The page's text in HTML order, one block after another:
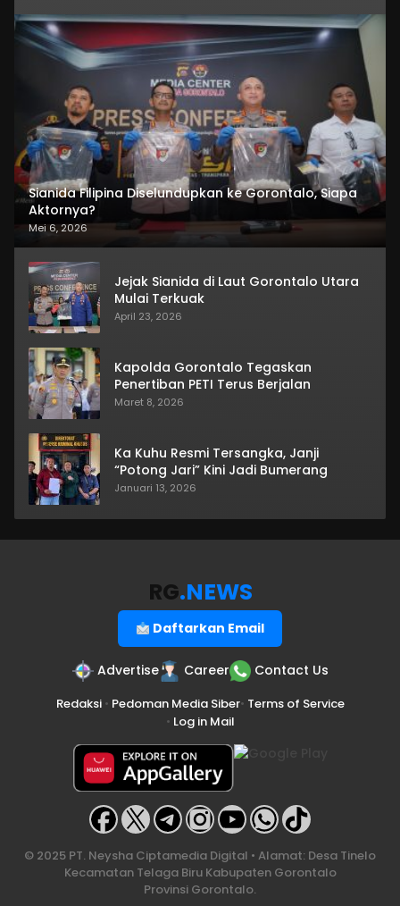
Sianida Filipina Diselundupkan ke Gorontalo, Siapa
Aktornya?
Mei 6, 2026
Jejak Sianida di Laut Gorontalo Utara
Mulai Terkuak
April 23, 2026
Kapolda Gorontalo Tegaskan
Penertiban PETI Terus Berjalan
Maret 8, 2026
Ka Kuhu Resmi Tersangka, Janji
“Potong Jari” Kini Jadi Bumerang
Januari 13, 2026
RG.NEWS
Daftarkan Email
Advertise Career Contact Us
Redaksi• Pedoman Media Siber• Terms of Service
• Log in Mail
© 2025 PT. Neysha Ciptamedia Digital • Alamat: Desa Tinelo
Kecamatan Telaga Biru Kabupaten Gorontalo
Provinsi Gorontalo.